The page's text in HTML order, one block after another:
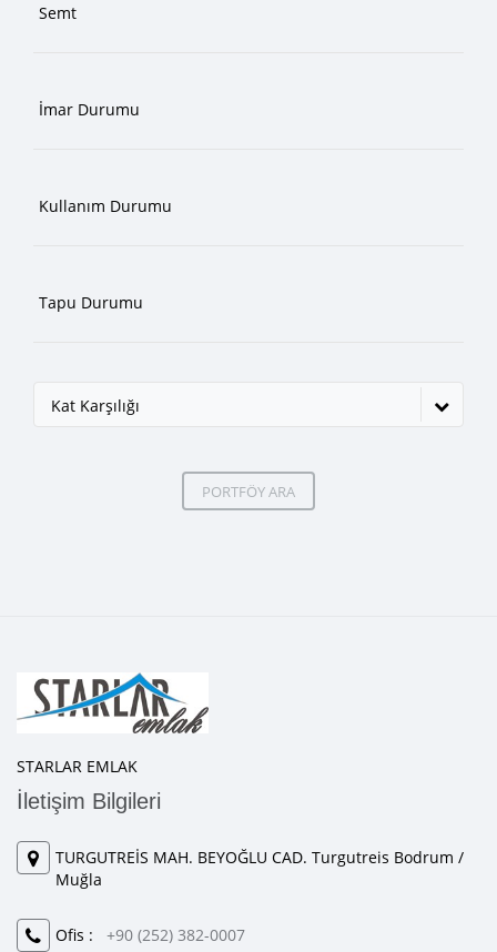
Kat Karşılığı
PORTFÖY ARA
STARLAR EMLAK
İletişim Bilgileri
TURGUTREİS MAH. BEYOĞLU CAD. Turgutreis Bodrum /
Muğla
Ofis : +90 (252) 382-0007